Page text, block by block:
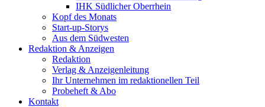
IHK Südlicher Oberrhein
Kopf des Monats
Start-up-Storys
Aus dem Südwesten
Redaktion & Anzeigen
Redaktion
Verlag & Anzeigenleitung
Ihr Unternehmen im redaktionellen Teil
Probeheft & Abo
Kontakt